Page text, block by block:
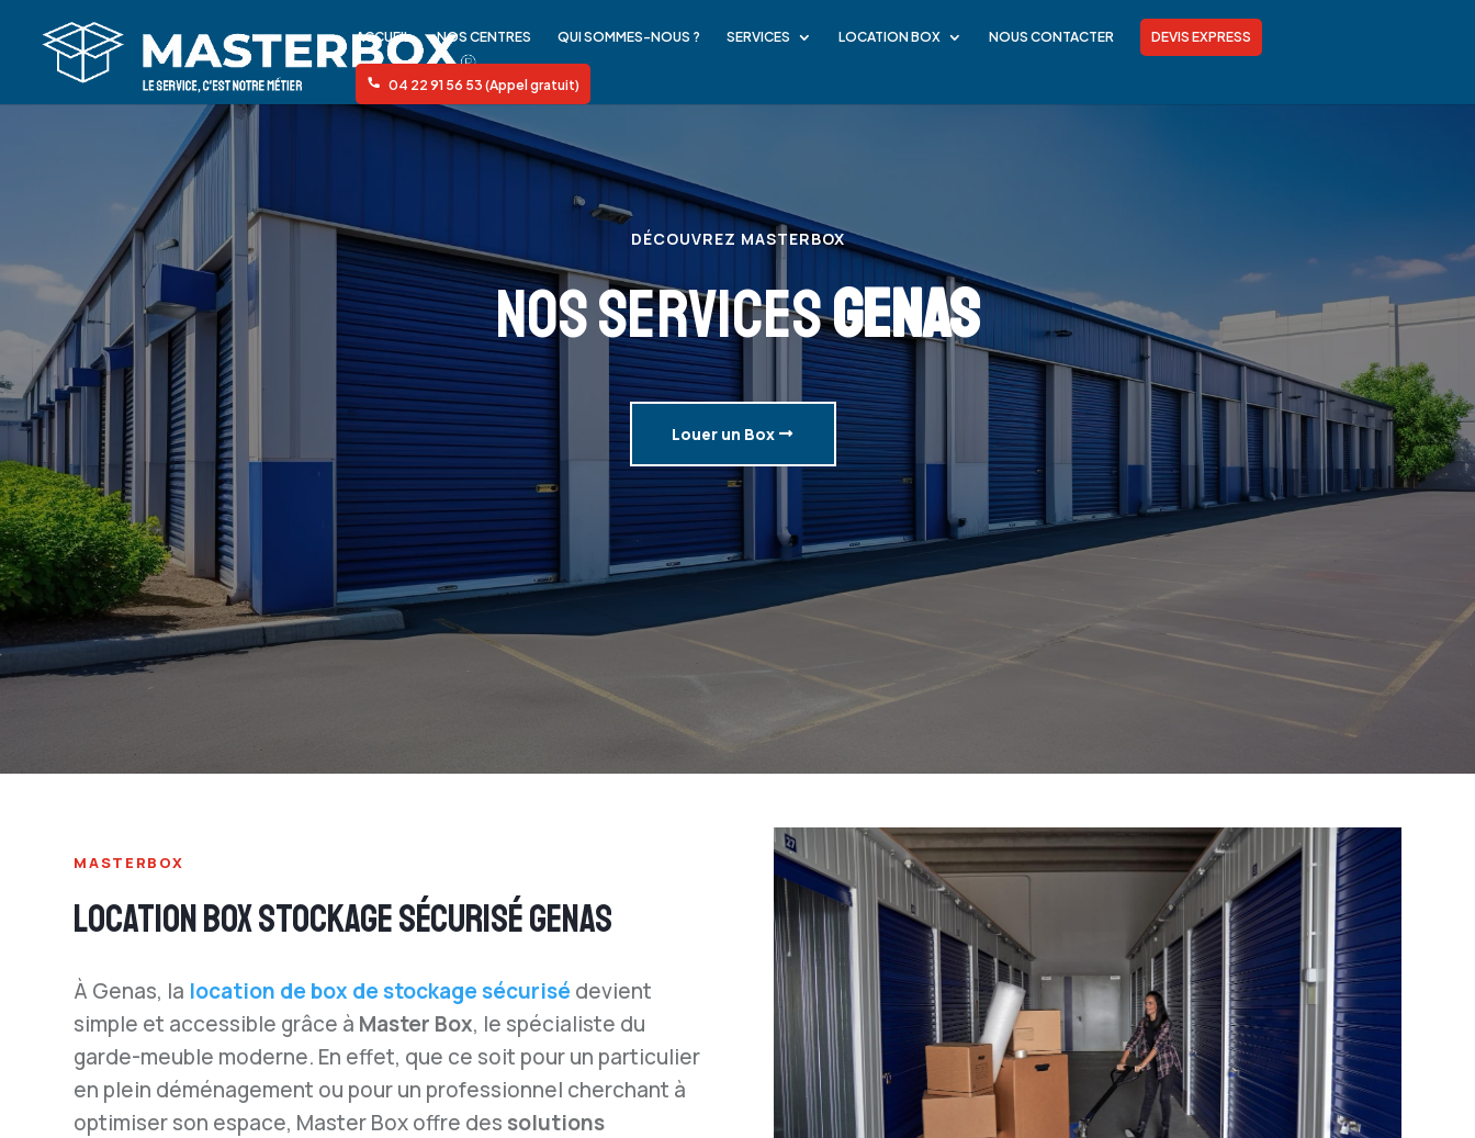
ACCUEIL NOS CENTRES QUI SOMMES-NOUS ? SERVICES LOCATION BOX NOUS CONTACTER DEVIS EXPRESS
04 22 91 56 53 (Appel gratuit)
DÉCOUVREZ MASTERBOX
NOS SERVICESGENAS
Louer un Box
MASTERBOX
LOCATION BOX STOCKAGE SÉCURISÉ GENAS
À Genas, la location de box de stockage sécurisé devient
simple et accessible grâce à Master Box, le spécialiste du
garde-meuble moderne. En effet, que ce soit pour un particulier
en plein déménagement ou pour un professionnel cherchant à
optimiser son espace, Master Box offre des solutions